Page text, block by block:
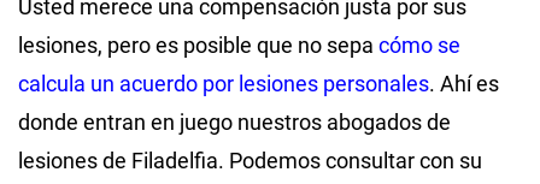
Usted merece una compensación justa por sus
lesiones, pero es posible que no sepa cómo se
calcula un acuerdo por lesiones personales. Ahí es
donde entran en juego nuestros abogados de
lesiones de Filadelfia. Podemos consultar con su